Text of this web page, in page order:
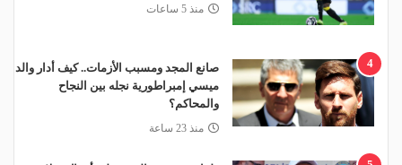
منذ 5 ساعات
4
صانع المجد ومسبب الأزمات.. كيف أدار والد
ميسي إمبراطورية نجله بين النجاح
والمحاكم؟
منذ 23 ساعة